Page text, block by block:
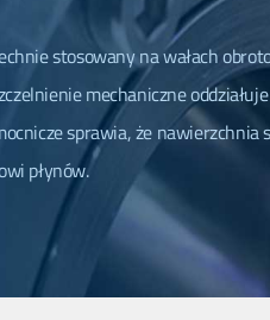
Flygt Uszczelnienia
Miejsca stacjonarne
stosowany na wałach
mechaniczne
sprawia, że
płynów.